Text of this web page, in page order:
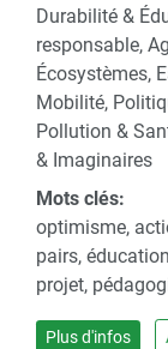
Durabilité &
responsable,
Écosystèmes,
Mobilité,
Pollution &
& Imaginaires
Mots clés:
optimisme,
pairs,
projet,
Plus d'infos